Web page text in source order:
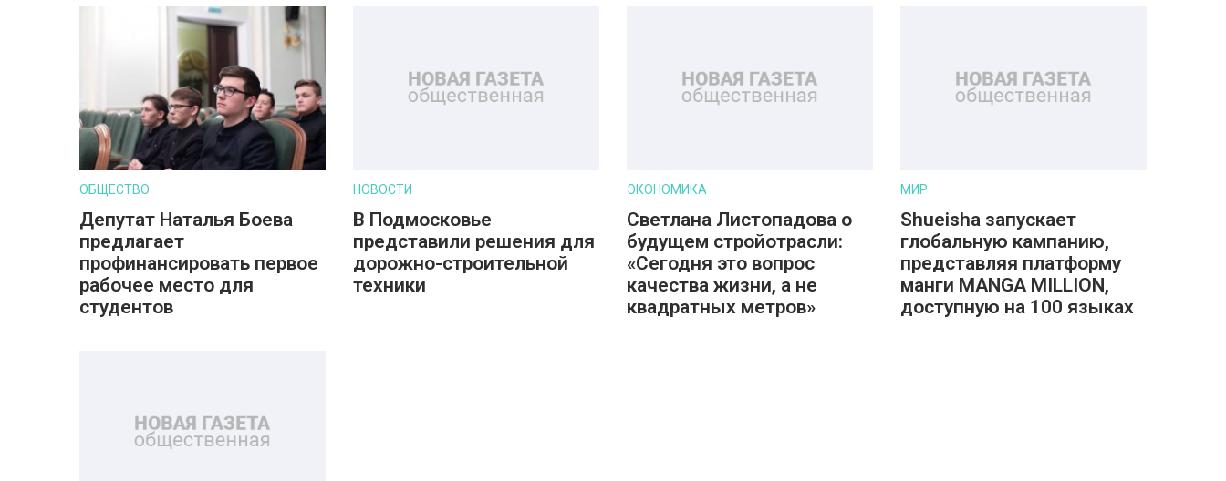
ОБЩЕСТВО
Депутат Наталья Боева
предлагает
профинансировать первое
рабочее место для
студентов
НОВОСТИ
В Подмосковье
представили решения для
дорожно-строительной
техники
ЭКОНОМИКА
Светлана Листопадова о
будущем стройотрасли:
«Сегодня это вопрос
качества жизни, а не
квадратных метров»
МИР
Shueisha запускает
глобальную кампанию,
представляя платформу
манги MANGA MILLION,
доступную на 100 языках